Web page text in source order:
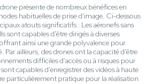
présente de nombreux bénéfices en
habituelles de prise d'image. Ci-dessous
atouts significatifs : Les aéronefs sans
sont capables d'être dirigés à diverses
ainsi une grande polyvalence pour
Par ailleurs, des drones ont la capacité d'être
difficiles d'accès ou à risques pour
capables d'enregistrer des vidéos à haute
particulièrement pratique pour la réalisation